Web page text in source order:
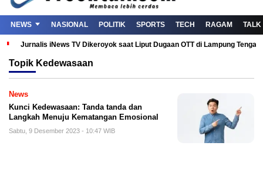
NEWS NASIONAL POLITIK SPORTS TECH RAGAM TALK
Jurnalis iNews TV Dikeroyok saat Liput Dugaan OTT di Lampung
Topik Kedewasaan
News
Kunci Kedewasaan: Tanda tanda dan
Langkah Menuju Kematangan Emosional
Sabtu, 9 Desember 2023 - 10:47 WIB